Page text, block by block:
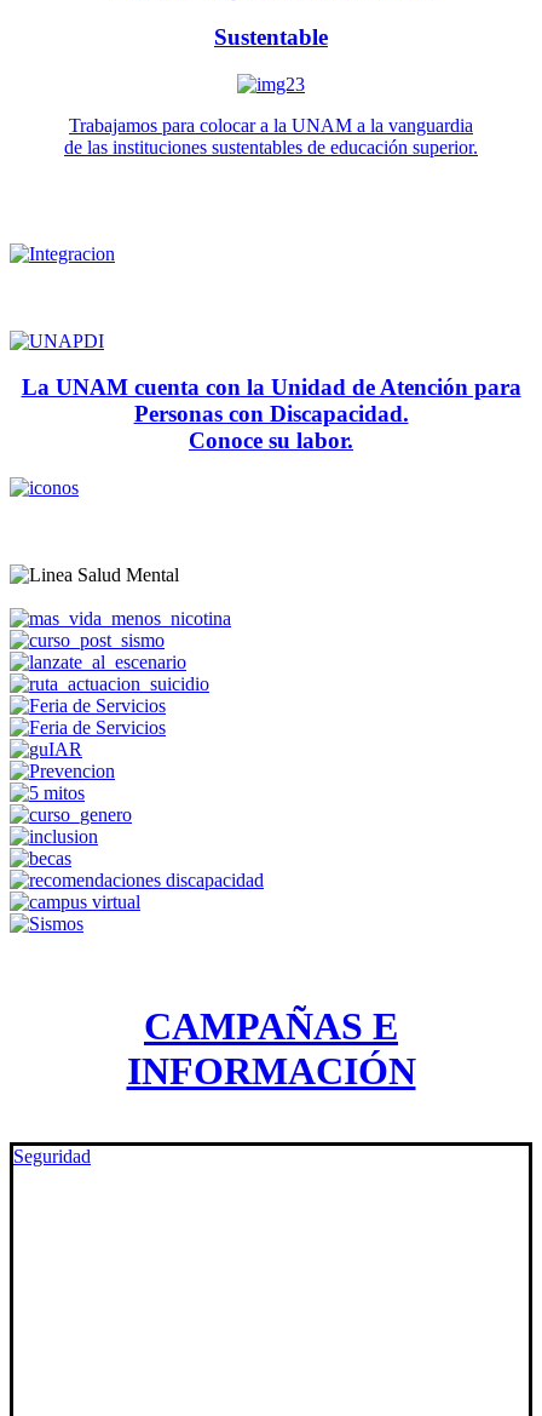
Sustentable
Trabajamos para colocar a la UNAM a la vanguardia
de las instituciones sustentables de educación superior.
La UNAM cuenta con la Unidad de Atención para
Personas con Discapacidad.
Conoce su labor.
CAMPAÑAS E
INFORMACIÓN
Seguridad